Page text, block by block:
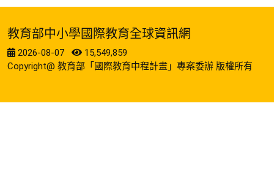
教育部中小學國際教育全球資訊網
2026-08-07
15,549,859
Copyright@ 教育部「國際教育中程計畫」專案委辦 版權所有